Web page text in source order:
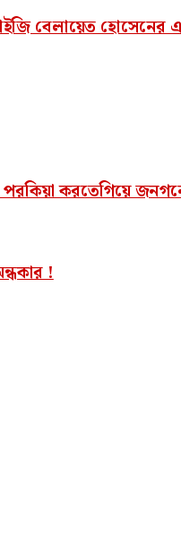
বেলায়েত
পরকিয়া করতেগিয়ে
!